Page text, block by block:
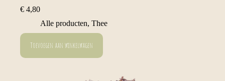
€ 4,80
Alle producten, Thee
Toevoegen aan winkelwagen